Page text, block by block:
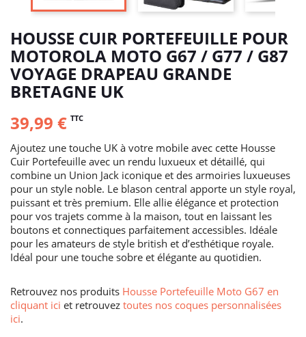
HOUSSE CUIR PORTEFEUILLE POUR
MOTOROLA MOTO G67 / G77 / G87
VOYAGE DRAPEAU GRANDE
BRETAGNE UK
39,99 € TTC
Ajoutez une touche UK à votre mobile avec cette Housse
Cuir Portefeuille avec un rendu luxueux et détaillé, qui
combine un Union Jack iconique et des armoiries luxueuses
pour un style noble. Le blason central apporte un style royal,
puissant et très premium. Elle allie élégance et protection
pour vos trajets comme à la maison, tout en laissant les
boutons et connectiques parfaitement accessibles. Idéale
pour les amateurs de style british et d’esthétique royale.
Idéal pour une touche sobre et élégante au quotidien.
Retrouvez nos produits Housse Portefeuille Moto G67 en
cliquant ici et retrouvez toutes nos coques personnalisées
ici.